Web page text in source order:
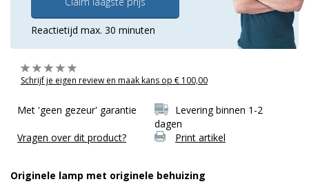
Reactietijd max. 30 minuten
Schrijf je eigen review en maak kans op € 100,00
Met 'geen gezeur' garantie
Levering binnen 1-2
dagen
Vragen over dit product?
Print artikel
Originele lamp met originele behuizing